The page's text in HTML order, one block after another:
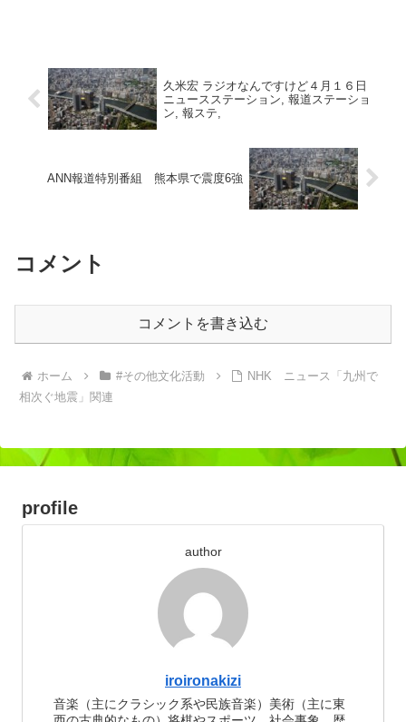
久米宏 ラジオなんですけど４月１６日
ニュースステーション, 報道ステーショ
ン, 報ステ,
ANN報道特別番組 熊本県で震度6強
コメント
コメントを書き込む
ホーム #その他文化活動
NHK ニュース「九州で
相次ぐ地震」関連
profile
author
iroironakizi
音楽（主にクラシック系や民族音楽）美術（主に東